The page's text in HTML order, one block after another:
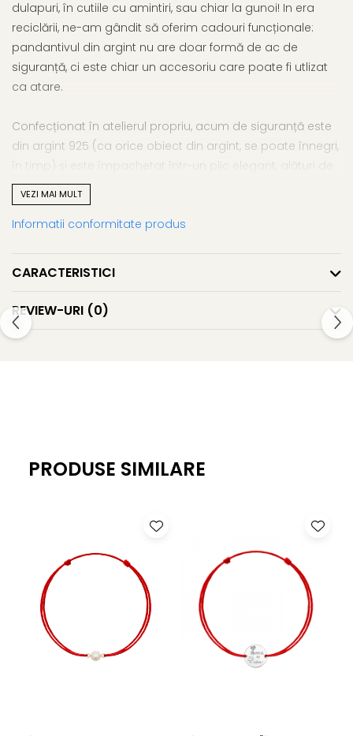
dulapuri, în cutiile cu amintiri, sau chiar la gunoi! In era
reciclării, ne-am gândit să oferim cadouri funcționale:
pandantivul din argint nu are doar formă de ac de
siguranță, ci este chiar un accesoriu care poate fi utlizat
ca atare.
Confecționat în atelierul propriu, acum de siguranță este
din argint 925 (ca orice obiect din argint, se poate înnegri,
în timp) și este împachetat într-un plic elegant, alături de
certificatul de garanție și autenticitate.
Greutate: aprox. 0.51g
VEZI MAI MULT
Informatii conformitate produs
CARACTERISTICI
REVIEW-URI (0)
PRODUSE SIMILARE